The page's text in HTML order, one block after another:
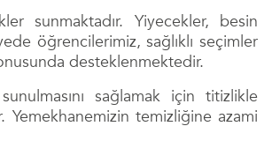
sunmaktadır. Yiyecekler, besin
öğrencilerimiz, sağlıklı seçimler
desteklenmektedir.
sağlamak için titizlikle
Yemekhanemizin temizliğine azami